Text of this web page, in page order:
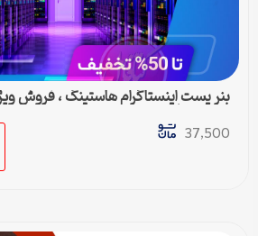
بنر پست اینستاگرام هاستینگ ، فروش
سرور مجازی
37,500